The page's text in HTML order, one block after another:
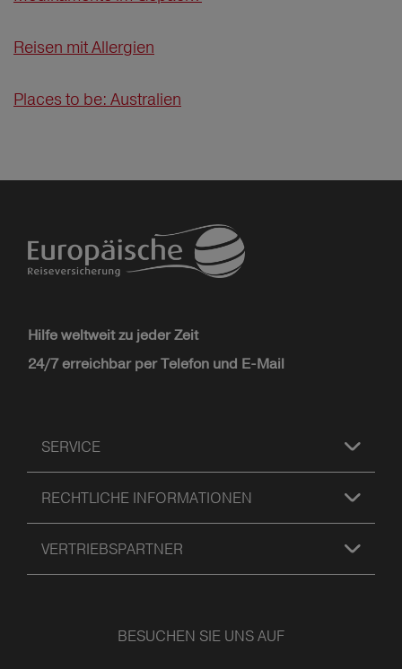
Reisen mit Allergien
Places to be: Australien
Hilfe weltweit zu jeder Zeit
24/7 erreichbar per Telefon und E-Mail
SERVICE
RECHTLICHE INFORMATIONEN
VERTRIEBSPARTNER
BESUCHEN SIE UNS AUF